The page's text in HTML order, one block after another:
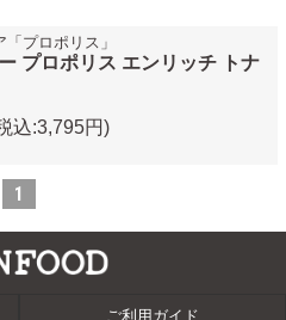
プロポリス」
プロポリス エンリッチ トナ
込:3,795円)
1
ご利用ガイド